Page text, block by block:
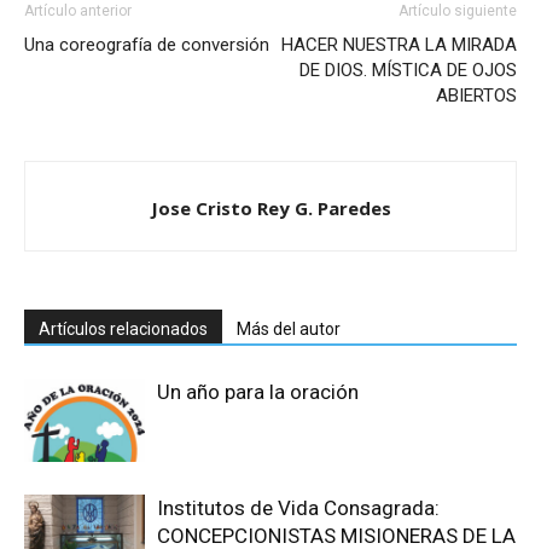
Artículo anterior
Una coreografía de conversión
Artículo siguiente
HACER NUESTRA LA MIRADA
DE DIOS. MÍSTICA DE OJOS
ABIERTOS
Jose Cristo Rey G. Paredes
Artículos relacionados Más del autor
Un año para la oración
Institutos de Vida Consagrada:
CONCEPCIONISTAS MISIONERAS DE LA